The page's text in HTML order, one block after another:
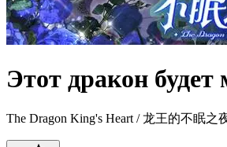
Этот дракон
The Dragon King's Heart / 龙王的不眠之